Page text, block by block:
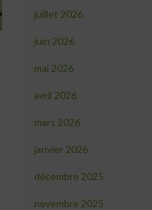
juillet 2026
juin 2026
mai 2026
avril 2026
mars 2026
janvier 2026
décembre 2025
novembre 2025